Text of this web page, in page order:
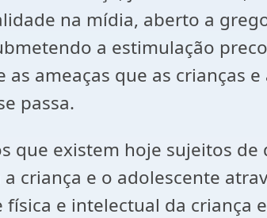
na mídia, aberto a
a estimulação
as ameaças que as crianças
passa.
que existem hoje sujeitos
criança e o adolescente
e intelectual da criança